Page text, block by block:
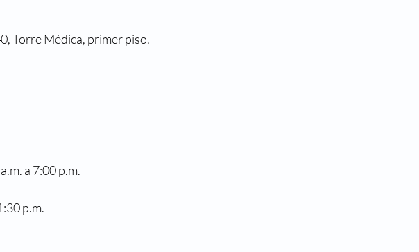
Torre Médica, primer piso.
a 7:00 p.m.
p.m.